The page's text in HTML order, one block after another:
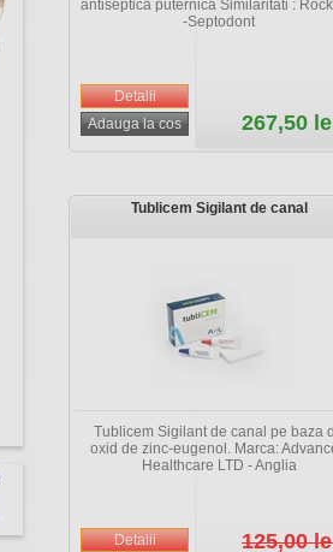
antiseptica puternica Similaritati :
-Septodont
267,50
Tublicem Sigilant de canal
Tublicem Sigilant de canal pe baza
oxid de zinc-eugenol. Marca:
Healthcare LTD - Anglia
125,00